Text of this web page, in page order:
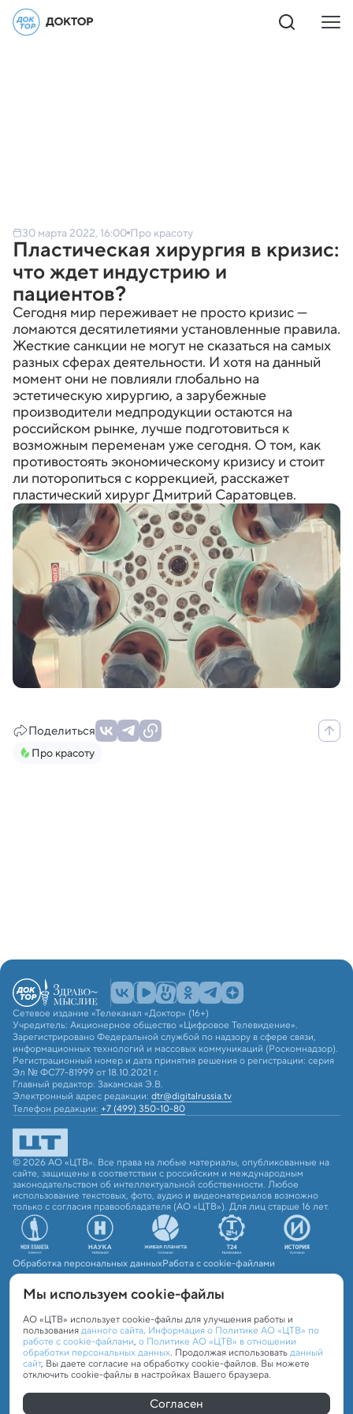
30 марта 2022, 16:00 Про красоту
Пластическая хирургия в кризис:
что ждет индустрию и
пациентов?
Сегодня мир переживает не просто кризис —
ломаются десятилетиями установленные правила.
Жесткие санкции не могут не сказаться на самых
разных сферах деятельности. И хотя на данный
момент они не повлияли глобально на
эстетическую хирургию, а зарубежные
производители медпродукции остаются на
российском рынке, лучше подготовиться к
возможным переменам уже сегодня. О том, как
противостоять экономическому кризису и стоит
ли поторопиться с коррекцией, расскажет
пластический хирург Дмитрий Саратовцев.
Поделиться
Про красоту
Сетевое издание «Телеканал «Доктор» (16+)
Учредитель: Акционерное общество «Цифровое Телевидение».
Зарегистрировано Федеральной службой по надзору в сфере связи,
информационных технологий и массовых коммуникаций (Роскомнадзор).
Регистрационный номер и дата принятия решения о регистрации: серия
Эл № ФС77-81999 от 18.10.2021 г.
Главный редактор: Закамская Э.В.
Электронный адрес редакции: dtr@digitalrussia.tv
Телефон редакции: +7 (499) 350-10-80
© 2026 АО «ЦТВ». Все права на любые материалы, опубликованные на
сайте, защищены в соответствии с российским и международным
законодательством об интеллектуальной собственности. Любое
использование текстовых, фото, аудио и видеоматериалов возможно
только с согласия правообладателя (АО «ЦТВ»). Для лиц старше 16 лет.
Обработка персональных данныхРабота с cookie-файлами
Мы используем сookie-файлы
АО «ЦТВ» использует cookie-файлы для улучшения работы и
пользованияданного сайта. Информация о Политике АО «ЦТВ» по
работе с cookie-файлами, о Политике АО «ЦТВ» в отношении
обработки персональных данных. Продолжая использоватьданный
сайт, Вы даете согласие на обработку cookie-файлов. Вы можете
отключить cookie-файлы в настройках Вашего браузера.
Согласен